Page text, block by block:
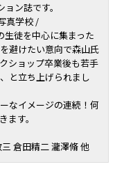
ン誌です。
真学校 /
生徒を中心に集まった
避けたい意向で森山氏
ショップ卒業後も若手
と立ち上げられまし
なイメージの連続！何
す。
倉田精二瀧澤脩 他